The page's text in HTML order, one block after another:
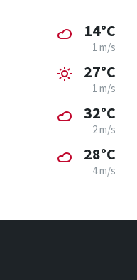
14°C
1 m/s
27°C
1 m/s
32°C
2 m/s
28°C
4 m/s